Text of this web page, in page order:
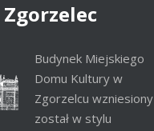
Zgorzelec
Budynek Miejskiego
Domu Kultury w
Zgorzelcu wzniesiony
został w stylu